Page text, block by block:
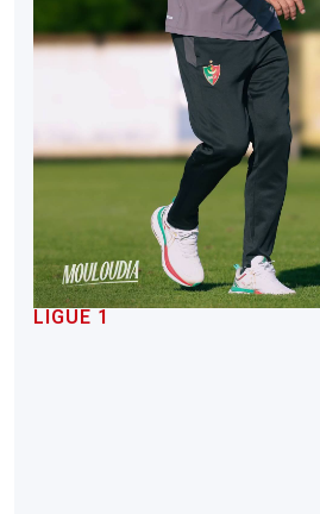
LIGUE 1